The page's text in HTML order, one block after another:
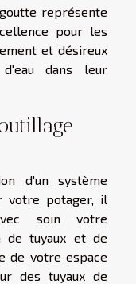
représente
pour les
et désireux
dans leur
d'un système
votre potager, il
soin votre
de tuyaux et de
de votre espace
des tuyaux de